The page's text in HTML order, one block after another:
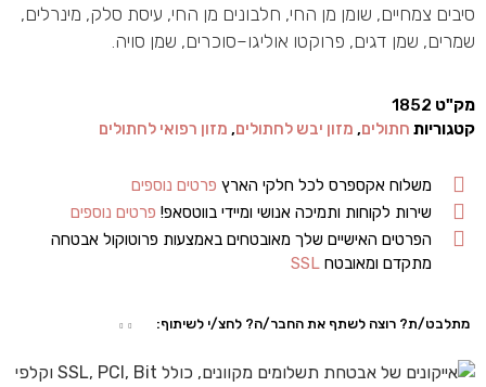
סיבים צמחיים, שומן מן החי, חלבונים מן החי, עיסת סלק, מינרלים,
שמרים, שמן דגים, פרוקטו אוליגו–סוכרים, שמן סויה.
מק"ט 1852
קטגוריות חתולים, מזון יבש לחתולים, מזון רפואי לחתולים
משלוח אקספרס לכל חלקי הארץ פרטים נוספים
שירות לקוחות ותמיכה אנושי ומיידי בווטסאפ! פרטים נוספים
הפרטים האישיים שלך מאובטחים באמצעות פרוטוקול אבטחה
מתקדם ומאובטחSSL
מתלבט/ת? רוצה לשתף את החבר/ה? לחצ/י לשיתוף: